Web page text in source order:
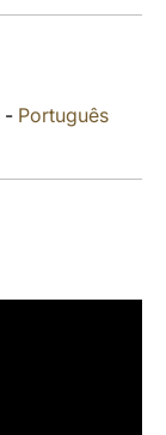
- Português